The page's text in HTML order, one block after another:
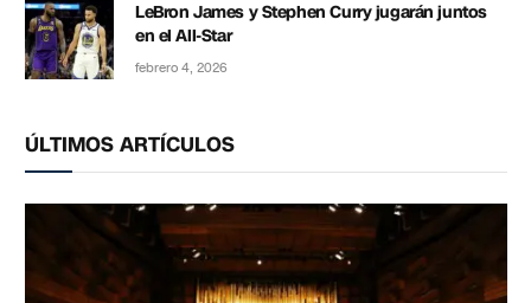
LeBron James y Stephen Curry jugarán juntos
en el All-Star
febrero 4, 2026
ÚLTIMOS ARTÍCULOS